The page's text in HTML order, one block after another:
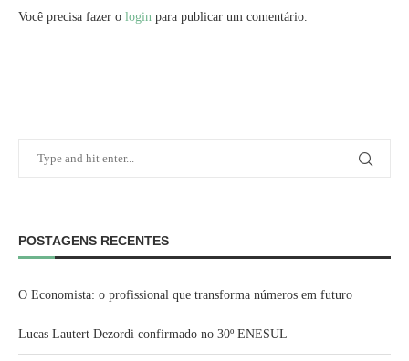
Você precisa fazer o login para publicar um comentário.
POSTAGENS RECENTES
O Economista: o profissional que transforma números em futuro
Lucas Lautert Dezordi confirmado no 30º ENESUL